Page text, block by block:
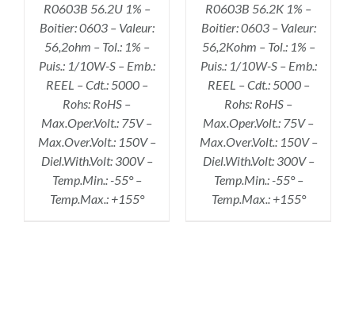
R0603B 56.2U 1% –
Boitier: 0603 – Valeur:
56,2ohm – Tol.: 1% –
Puis.: 1/10W-S – Emb.:
REEL – Cdt.: 5000 –
Rohs: RoHS –
Max.Oper.Volt.: 75V –
Max.Over.Volt.: 150V –
Diel.With.Volt: 300V –
Temp.Min.: -55° –
Temp.Max.: +155°
R0603B 56.2K 1% –
Boitier: 0603 – Valeur:
56,2Kohm – Tol.: 1% –
Puis.: 1/10W-S – Emb.:
REEL – Cdt.: 5000 –
Rohs: RoHS –
Max.Oper.Volt.: 75V –
Max.Over.Volt.: 150V –
Diel.With.Volt: 300V –
Temp.Min.: -55° –
Temp.Max.: +155°